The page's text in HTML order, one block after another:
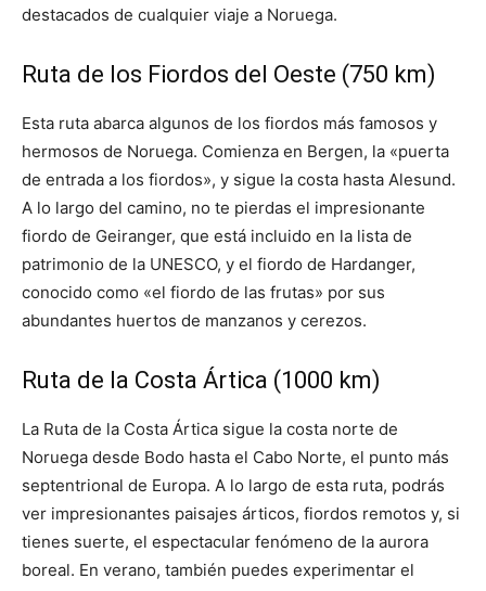
destacados de cualquier viaje a Noruega.
Ruta de los Fiordos del Oeste (750 km)
Esta ruta abarca algunos de los fiordos más famosos y
hermosos de Noruega. Comienza en Bergen, la «puerta
de entrada a los fiordos», y sigue la costa hasta Alesund.
A lo largo del camino, no te pierdas el impresionante
fiordo de Geiranger, que está incluido en la lista de
patrimonio de la UNESCO, y el fiordo de Hardanger,
conocido como «el fiordo de las frutas» por sus
abundantes huertos de manzanos y cerezos.
Ruta de la Costa Ártica (1000 km)
La Ruta de la Costa Ártica sigue la costa norte de
Noruega desde Bodo hasta el Cabo Norte, el punto más
septentrional de Europa. A lo largo de esta ruta, podrás
ver impresionantes paisajes árticos, fiordos remotos y, si
tienes suerte, el espectacular fenómeno de la aurora
boreal. En verano, también puedes experimentar el